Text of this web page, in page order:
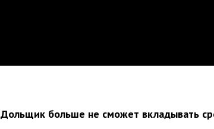
Дольщик больше не сможет вкладывать